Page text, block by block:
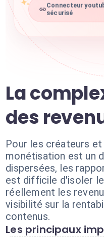
Connecteur
sécurisé
La
des
Pour les créateurs
monétisation est un
dispersées, les
est difficile d'isoler
réellement les
visibilité sur la
contenus.
Les principaux